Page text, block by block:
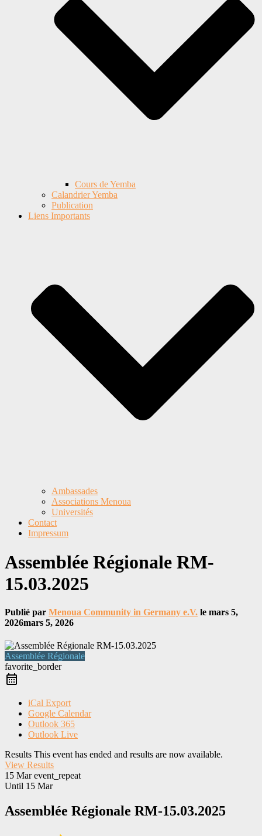
Cours de Yemba
Calandrier Yemba
Publication
Liens Importants
Ambassades
Associations Menoua
Universités
Contact
Impressum
Assemblée Régionale RM-
15.03.2025
Publié par Menoua Community in Germany e.V. le mars 5,
2026mars 5, 2026
Assemblée Régionale
favorite_border
iCal Export
Google Calendar
Outlook 365
Outlook Live
Results This event has ended and results are now available.
View Results
15 Marevent_repeat
Until 15 Mar
Assemblée Régionale RM-15.03.2025